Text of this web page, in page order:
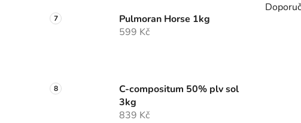
Pulmoran Horse 1kg
599 Kč
C-compositum 50% plv sol
3kg
839 Kč